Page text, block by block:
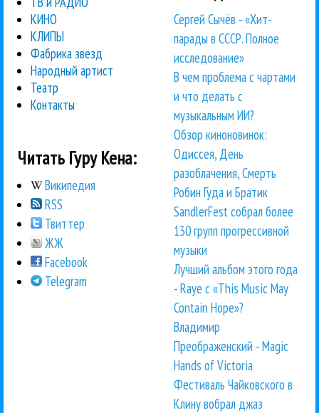
КИНО
КЛИПЫ
Фабрика звезд
Народный артист
Театр
Контакты
Читать Гуру Кена:
Википедия
RSS
Твиттер
ЖЖ
Facebook
Telegram
Сергей Сычёв - «Хит-
парады в СССР. Полное
исследование»
В чем проблема с чартами
и что делать с
музыкальным ИИ?
Обзор киноновинок:
Одиссея, День
разоблачения, Смерть
Робин Гуда и Братик
SandlerFest собрал более
130 групп прогрессивной
музыки
Лучший альбом этого года
- Raye с «This Music May
Contain Hope»?
Владимир
Преображенский - Magic
Hands of Victoria
Фестиваль Чайковского в
Клину вобрал джаз